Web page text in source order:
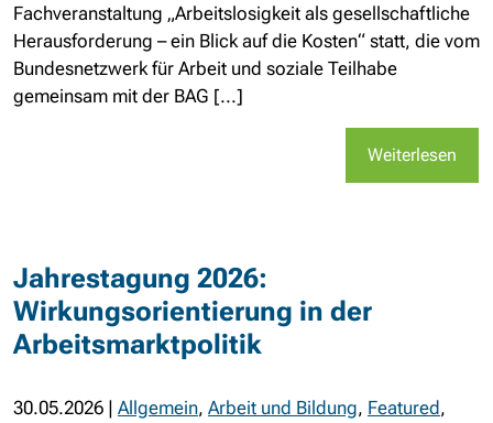
Fachveranstaltung „Arbeitslosigkeit als gesellschaftliche
Herausforderung – ein Blick auf die Kosten“ statt, die vom
Bundesnetzwerk für Arbeit und soziale Teilhabe
gemeinsam mit der BAG [...]
Weiterlesen
Jahrestagung 2026:
Wirkungsorientierung in der
Arbeitsmarktpolitik
30.05.2026 | Allgemein, Arbeit und Bildung, Featured,